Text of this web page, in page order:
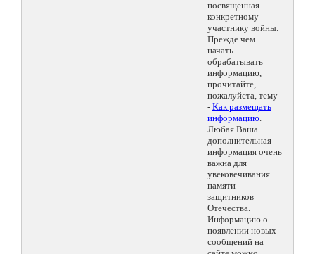
посвященная
конкретному
участнику войны.
Прежде чем
начать
обрабатывать
информацию,
прочитайте,
пожалуйста, тему
- Как размещать
информацию.
Любая Ваша
дополнительная
информация очень
важна для
увековечивания
памяти
защитников
Отечества.
Информацию о
появлении новых
сообщений на